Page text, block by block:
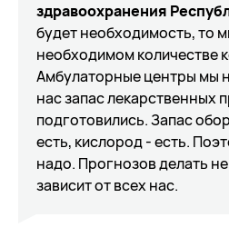
здравоохранения
будет необходимость, то
необходимом количестве
Амбулаторные центры мы
нас запас лекарственных
подготовились. Запас
есть, кислород - есть.
надо. Прогнозов делать
зависит от всех нас.